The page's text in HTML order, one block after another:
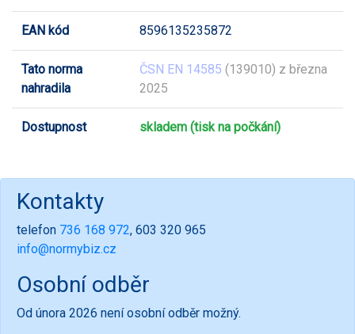
EAN kód 8596135235872
Tato norma
nahradila
ČSN EN 14585 (139010) z března
2025
Dostupnost skladem (tisk na počkání)
Kontakty
telefon 736 168 972, 603 320 965
info@normybiz.cz
Osobní odběr
Od února 2026 není osobní odběr možný.